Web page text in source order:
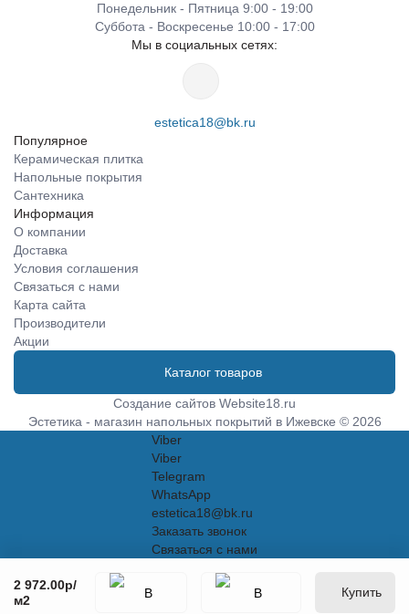
2 972.00р/
м2
Купить
Понедельник - Пятница 9:00 - 19:00
Суббота - Воскресенье 10:00 - 17:00
Мы в социальных сетях:
estetica18@bk.ru
Популярное
Керамическая плитка
Напольные покрытия
Сантехника
Информация
О компании
Доставка
Условия соглашения
Связаться с нами
Карта сайта
Производители
Акции
Каталог товаров
Создание сайтов Website18.ru
Эстетика - магазин напольных покрытий в Ижевске © 2026
Viber
Viber
Telegram
WhatsApp
estetica18@bk.ru
Заказать звонок
Связаться с нами